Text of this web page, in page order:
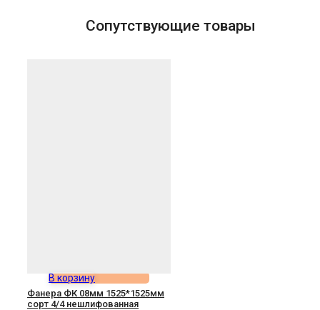
Сопутствующие товары
В корзину
Фанера ФК 08мм 1525*1525мм
сорт 4/4 нешлифованная